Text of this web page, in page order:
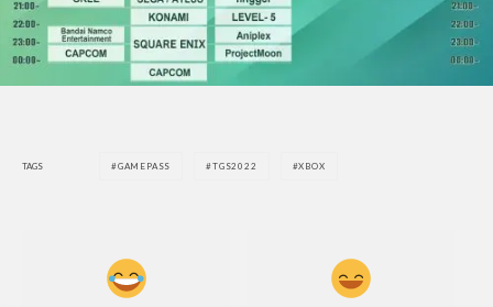
TAGS GAMEPASS TGS2022 XBOX